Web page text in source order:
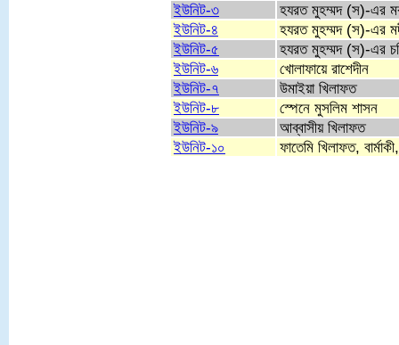
ইউনিট-৩
হযরত মুহম্মদ (স)-এর
ইউনিট-৪
হযরত মুহম্মদ (স)-এর
ইউনিট-৫
হযরত মুহম্মদ (স)-এর
ইউনিট-৬
খোলাফায়ে রাশেদীন
ইউনিট-৭
উমাইয়া খিলাফত
ইউনিট-৮
স্পেনে মুসলিম শাসন
ইউনিট-৯
আব্বাসীয় খিলাফত
ইউনিট-১০
ফাতেমি খিলাফত,